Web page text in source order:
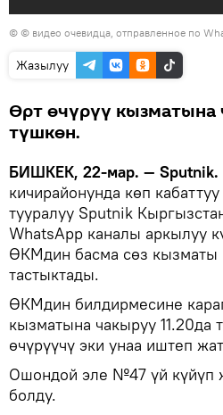
© © видео очевидца, отправленное по
Жазылуу
Өрт өчүрүү кызматына
түшкөн.
БИШКЕК, 22-мар. — Sputnik.
кичирайонунда көп
тууралуу Sputnik
WhatsApp каналы аркылуу
ӨКМдин басма сөз кызматы
тастыктады.
ӨКМдин билдирмесине
кызматына чакыруу
өчүрүүчү эки унаа иштеп
Ошондой эле №47 үй күйүп
болду.